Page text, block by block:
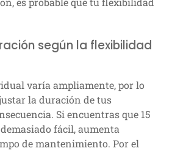
según la flexibilidad
varía ampliamente, por lo
la duración de tus
Si encuentras que 15
fácil, aumenta
de mantenimiento. Por el